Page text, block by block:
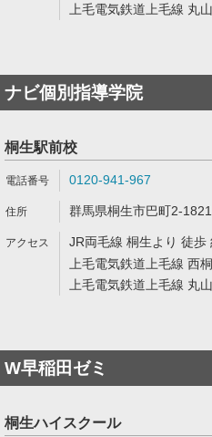
上毛電気鉄道上毛線 丸
ナビ個別指導学院
桐生駅前校
0120-941-967
群馬県桐生市巴町2-
JR両毛線 桐生より 徒歩
上毛電気鉄道上毛線 西
上毛電気鉄道上毛線 丸
W早稲田ゼミ
桐生ハイスクール